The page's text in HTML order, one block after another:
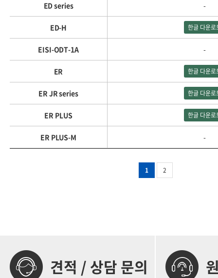
ED series -
ED-H 한글 다운로
EISI-ODT-1A -
ER 한글 다운로
ER JR series 한글 다운로
ER PLUS 한글 다운로
ER PLUS-M -
1 2
견적 / 상담 문의